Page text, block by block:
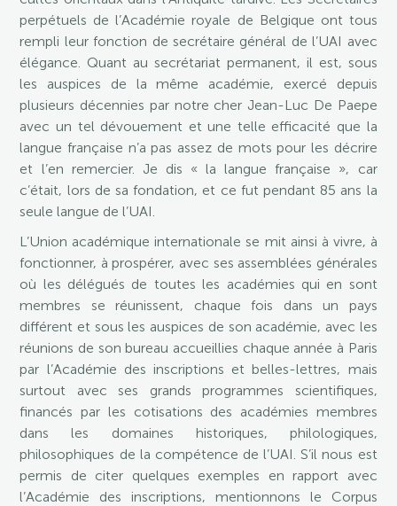
perpétuels de l’Académie royale de Belgique ont tous
rempli leur fonction de secrétaire général de l’UAI avec
élégance. Quant au secrétariat permanent, il est, sous
les auspices de la même académie, exercé depuis
plusieurs décennies par notre cher Jean-Luc De Paepe
avec un tel dévouement et une telle efficacité que la
langue française n’a pas assez de mots pour les décrire
et l’en remercier. Je dis « la langue française », car
c’était, lors de sa fondation, et ce fut pendant 85 ans la
seule langue de l’UAI.
L’Union académique internationale se mit ainsi à vivre, à
fonctionner, à prospérer, avec ses assemblées générales
où les délégués de toutes les académies qui en sont
membres se réunissent, chaque fois dans un pays
différent et sous les auspices de son académie, avec les
réunions de son bureau accueillies chaque année à Paris
par l’Académie des inscriptions et belles-lettres, mais
surtout avec ses grands programmes scientifiques,
financés par les cotisations des académies membres
dans les domaines historiques, philologiques,
philosophiques de la compétence de l’UAI. S’il nous est
permis de citer quelques exemples en rapport avec
l’Académie des inscriptions, mentionnons le Corpus